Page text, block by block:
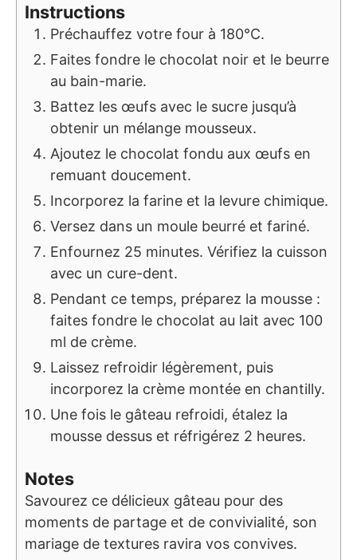
Instructions
Préchauffez votre four à 180°C.
Faites fondre le chocolat noir et le beurre
au bain-marie.
Battez les œufs avec le sucre jusqu’à
obtenir un mélange mousseux.
Ajoutez le chocolat fondu aux œufs en
remuant doucement.
Incorporez la farine et la levure chimique.
Versez dans un moule beurré et fariné.
Enfournez 25 minutes. Vérifiez la cuisson
avec un cure-dent.
Pendant ce temps, préparez la mousse :
faites fondre le chocolat au lait avec 100
ml de crème.
Laissez refroidir légèrement, puis
incorporez la crème montée en chantilly.
Une fois le gâteau refroidi, étalez la
mousse dessus et réfrigérez 2 heures.
Notes
Savourez ce délicieux gâteau pour des
moments de partage et de convivialité, son
mariage de textures ravira vos convives.